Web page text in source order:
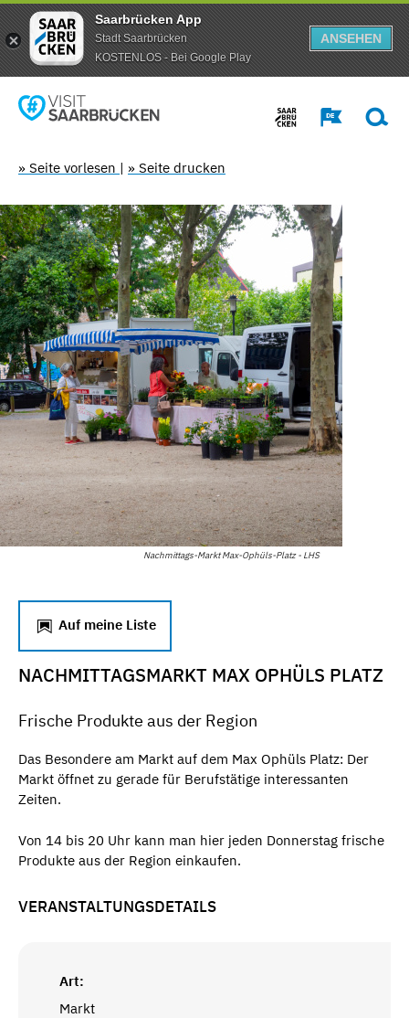
Saarbrücken App
Stadt Saarbrücken
KOSTENLOS - Bei Google Play
ANSEHEN
» Seite vorlesen | » Seite drucken
Nachmittags-Markt Max-Ophüls-Platz - LHS
Auf meine Liste
NACHMITTAGSMARKT MAX OPHÜLS PLATZ
Frische Produkte aus der Region
Das Besondere am Markt auf dem Max Ophüls Platz: Der
Markt öffnet zu gerade für Berufstätige interessanten
Zeiten.
Von 14 bis 20 Uhr kann man hier jeden Donnerstag frische
Produkte aus der Region einkaufen.
VERANSTALTUNGSDETAILS
Art:
Markt